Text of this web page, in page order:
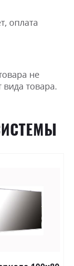
оплата
не
вида товара.